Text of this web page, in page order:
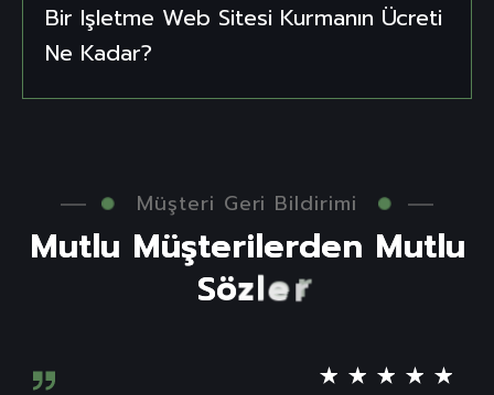
Bir Işletme Web Sitesi Kurmanın Ücreti
Ne Kadar?
Müşteri Geri Bildirimi
Mutlu Müşterilerden Mutlu
Sözler